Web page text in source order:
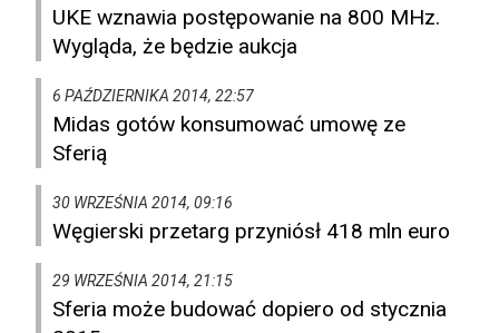
UKE wznawia postępowanie na 800 MHz.
Wygląda, że będzie aukcja
6 PAŹDZIERNIKA 2014, 22:57
Midas gotów konsumować umowę ze
Sferią
30 WRZEŚNIA 2014, 09:16
Węgierski przetarg przyniósł 418 mln euro
29 WRZEŚNIA 2014, 21:15
Sferia może budować dopiero od stycznia